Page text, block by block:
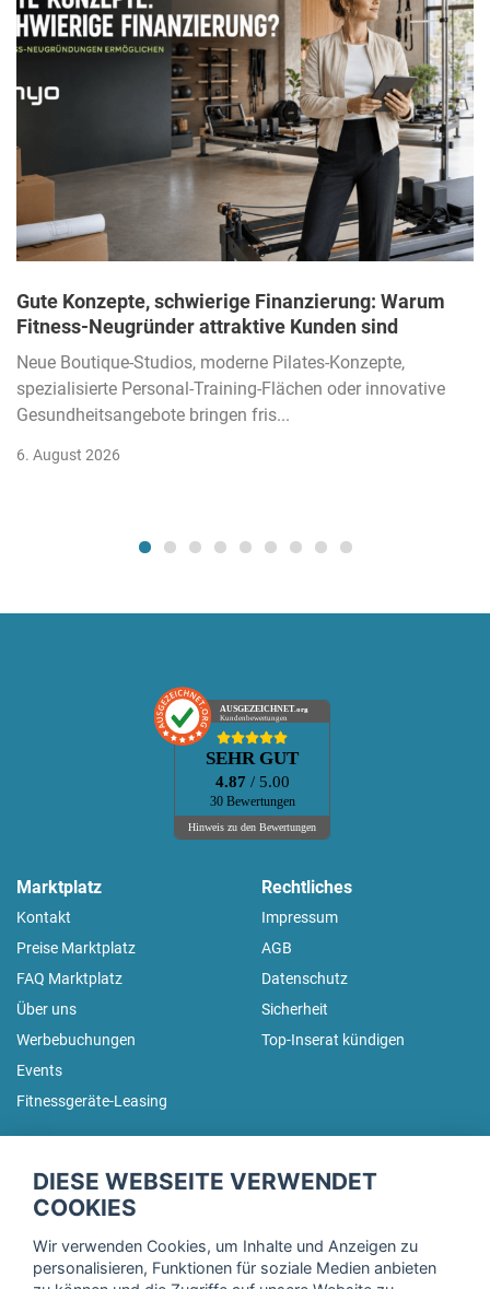
Gute Konzepte, schwierige Finanzierung: Warum
Fitness-Neugründer attraktive Kunden sind
Neue Boutique-Studios, moderne Pilates-Konzepte,
spezialisierte Personal-Training-Flächen oder innovative
Gesundheitsangebote bringen fris...
6. August 2026
AUSGEZEICHNET.org
Kundenbewertungen
SEHR GUT
4.87 / 5.00
30 Bewertungen
Hinweis zu den Bewertungen
Marktplatz
Kontakt
Preise Marktplatz
FAQ Marktplatz
Über uns
Werbebuchungen
Events
Fitnessgeräte-Leasing
Rechtliches
Impressum
AGB
Datenschutz
Sicherheit
Top-Inserat kündigen
Trage dich hier für unseren Newsletter ein und erhalte regelmäßig
DIESE WEBSEITE VERWENDET
COOKIES
Wir verwenden Cookies, um Inhalte und Anzeigen zu
personalisieren, Funktionen für soziale Medien anbieten